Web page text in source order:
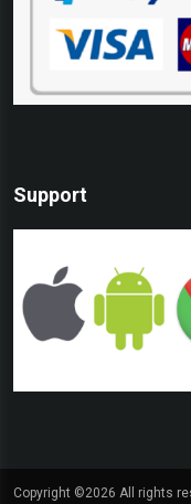
Support
Copyright ©2026 All rights